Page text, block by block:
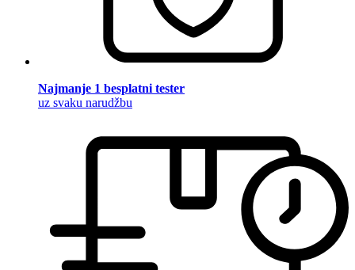
Najmanje 1 besplatni tester
uz svaku narudžbu